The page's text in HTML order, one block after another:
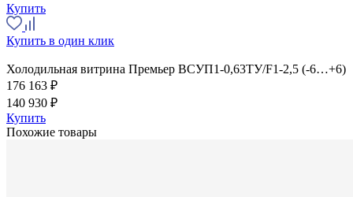
Купить
Купить в один клик
Холодильная витрина Премьер ВСУП1-0,63ТУ/F1-2,5 (-6…+6)
176 163 ₽
140 930 ₽
Купить
Похожие товары